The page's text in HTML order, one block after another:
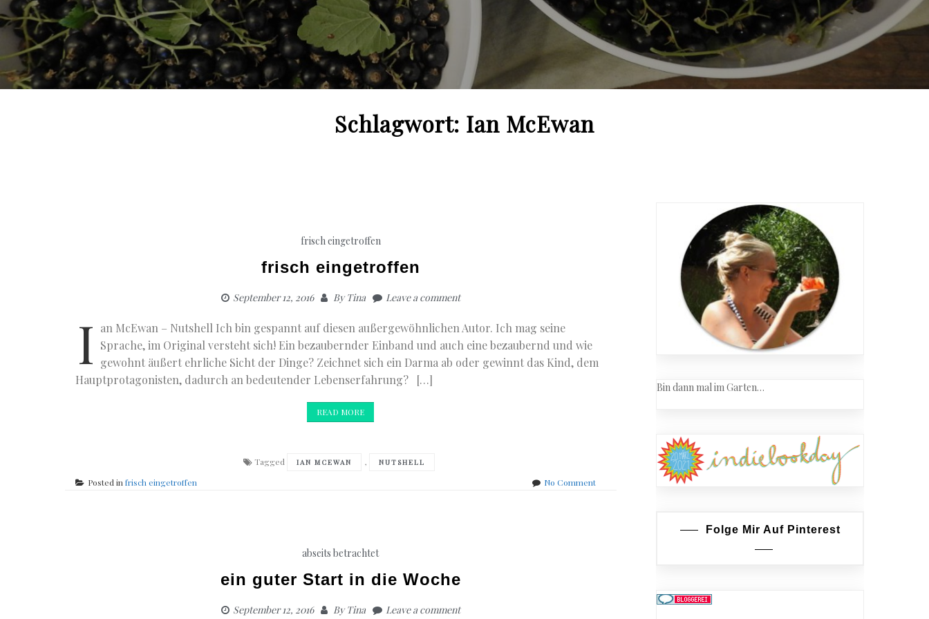
Schlagwort: Ian McEwan
frisch eingetroffen
frisch eingetroffen
September 12, 2016 ByTina Leave a comment
I an McEwan – Nutshell Ich bin gespannt auf diesen außergewöhnlichen Autor. Ich mag seine
Sprache, im Original versteht sich! Ein bezaubernder Einband und auch eine bezaubernd und wie
gewohnt äußert ehrliche Sicht der Dinge? Zeichnet sich ein Darma ab oder gewinnt das Kind, dem
Hauptprotagonisten, dadurch an bedeutender Lebenserfahrung? […]
READ MORE
Tagged IAN MCEWAN , NUTSHELL
Posted infrisch eingetroffen No Commenton
abseits betrachtet
ein guter Start in die Woche
September 12, 2016 ByTina Leave a comment
Bin dann mal im Garten…
Folge Mir Auf Pinterest